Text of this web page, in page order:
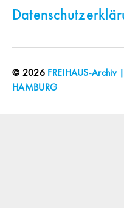
© 2026 FREIHAUS-Archiv
HAMBURG